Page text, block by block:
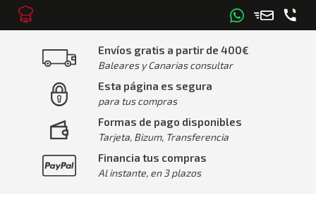
Envíos gratis a partir de 400€
Baleares y Canarias consultar
Esta página es segura
para tus compras
Formas de pago disponibles
Tarjeta, Bizum, Transferencia
Financia tus compras
Al instante, en 3 plazos